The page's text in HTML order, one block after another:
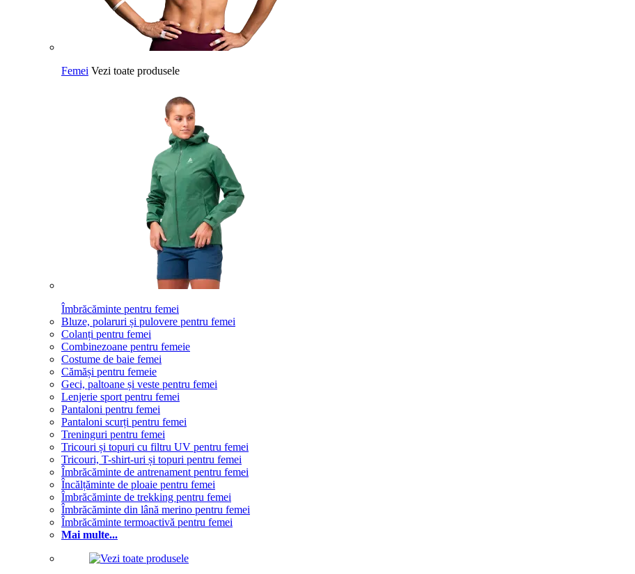
Femei Vezi toate produsele
Îmbrăcăminte pentru femei
Bluze, polaruri și pulovere pentru femei
Colanți pentru femei
Combinezoane pentru femeie
Costume de baie femei
Cămăși pentru femeie
Geci, paltoane și veste pentru femei
Lenjerie sport pentru femei
Pantaloni pentru femei
Pantaloni scurți pentru femei
Treninguri pentru femei
Tricouri și topuri cu filtru UV pentru femei
Tricouri, T-shirt-uri și topuri pentru femei
Îmbrăcăminte de antrenament pentru femei
Încălțăminte de ploaie pentru femei
Îmbrăcăminte de trekking pentru femei
Îmbrăcăminte din lână merino pentru femei
Îmbrăcăminte termoactivă pentru femei
Mai multe...